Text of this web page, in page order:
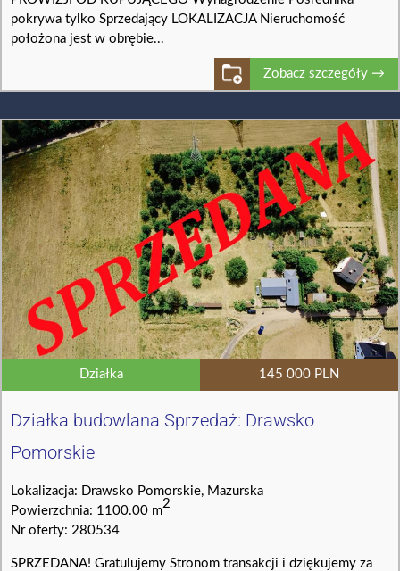
pokrywa tylko Sprzedający LOKALIZACJA Nieruchomość
położona jest w obrębie...
Zobacz szczegóły →
Działka 145 000 PLN
Działka budowlana Sprzedaż: Drawsko
Pomorskie
Lokalizacja: Drawsko Pomorskie, Mazurska
Powierzchnia: 1100.00 m2
Nr oferty: 280534
SPRZEDANA! Gratulujemy Stronom transakcji i dziękujemy za